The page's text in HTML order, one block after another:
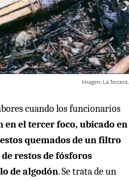
Imagen: La Tercera.
cuando los funcionarios
el tercer foco, ubicado en
quemados de un filtro
restos de fósforos
de algodón. Se trata de un